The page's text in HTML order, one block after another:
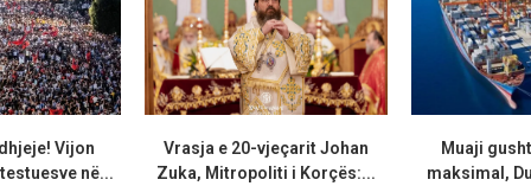
Vijon
në...
Vrasja e 20-vjeçarit Johan
Zuka, Mitropoliti i Korçës:...
Muaji
maksimal,